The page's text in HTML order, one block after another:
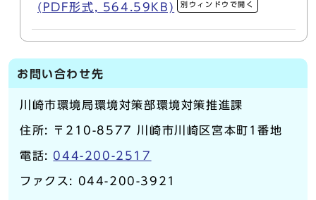
(PDF形式, 564.59KB)
別ウィンドウで開く
お問い合わせ先
川崎市環境局環境対策部環境対策推進課
住所: 〒210-8577 川崎市川崎区宮本町1番地
電話: 044-200-2517
ファクス: 044-200-3921